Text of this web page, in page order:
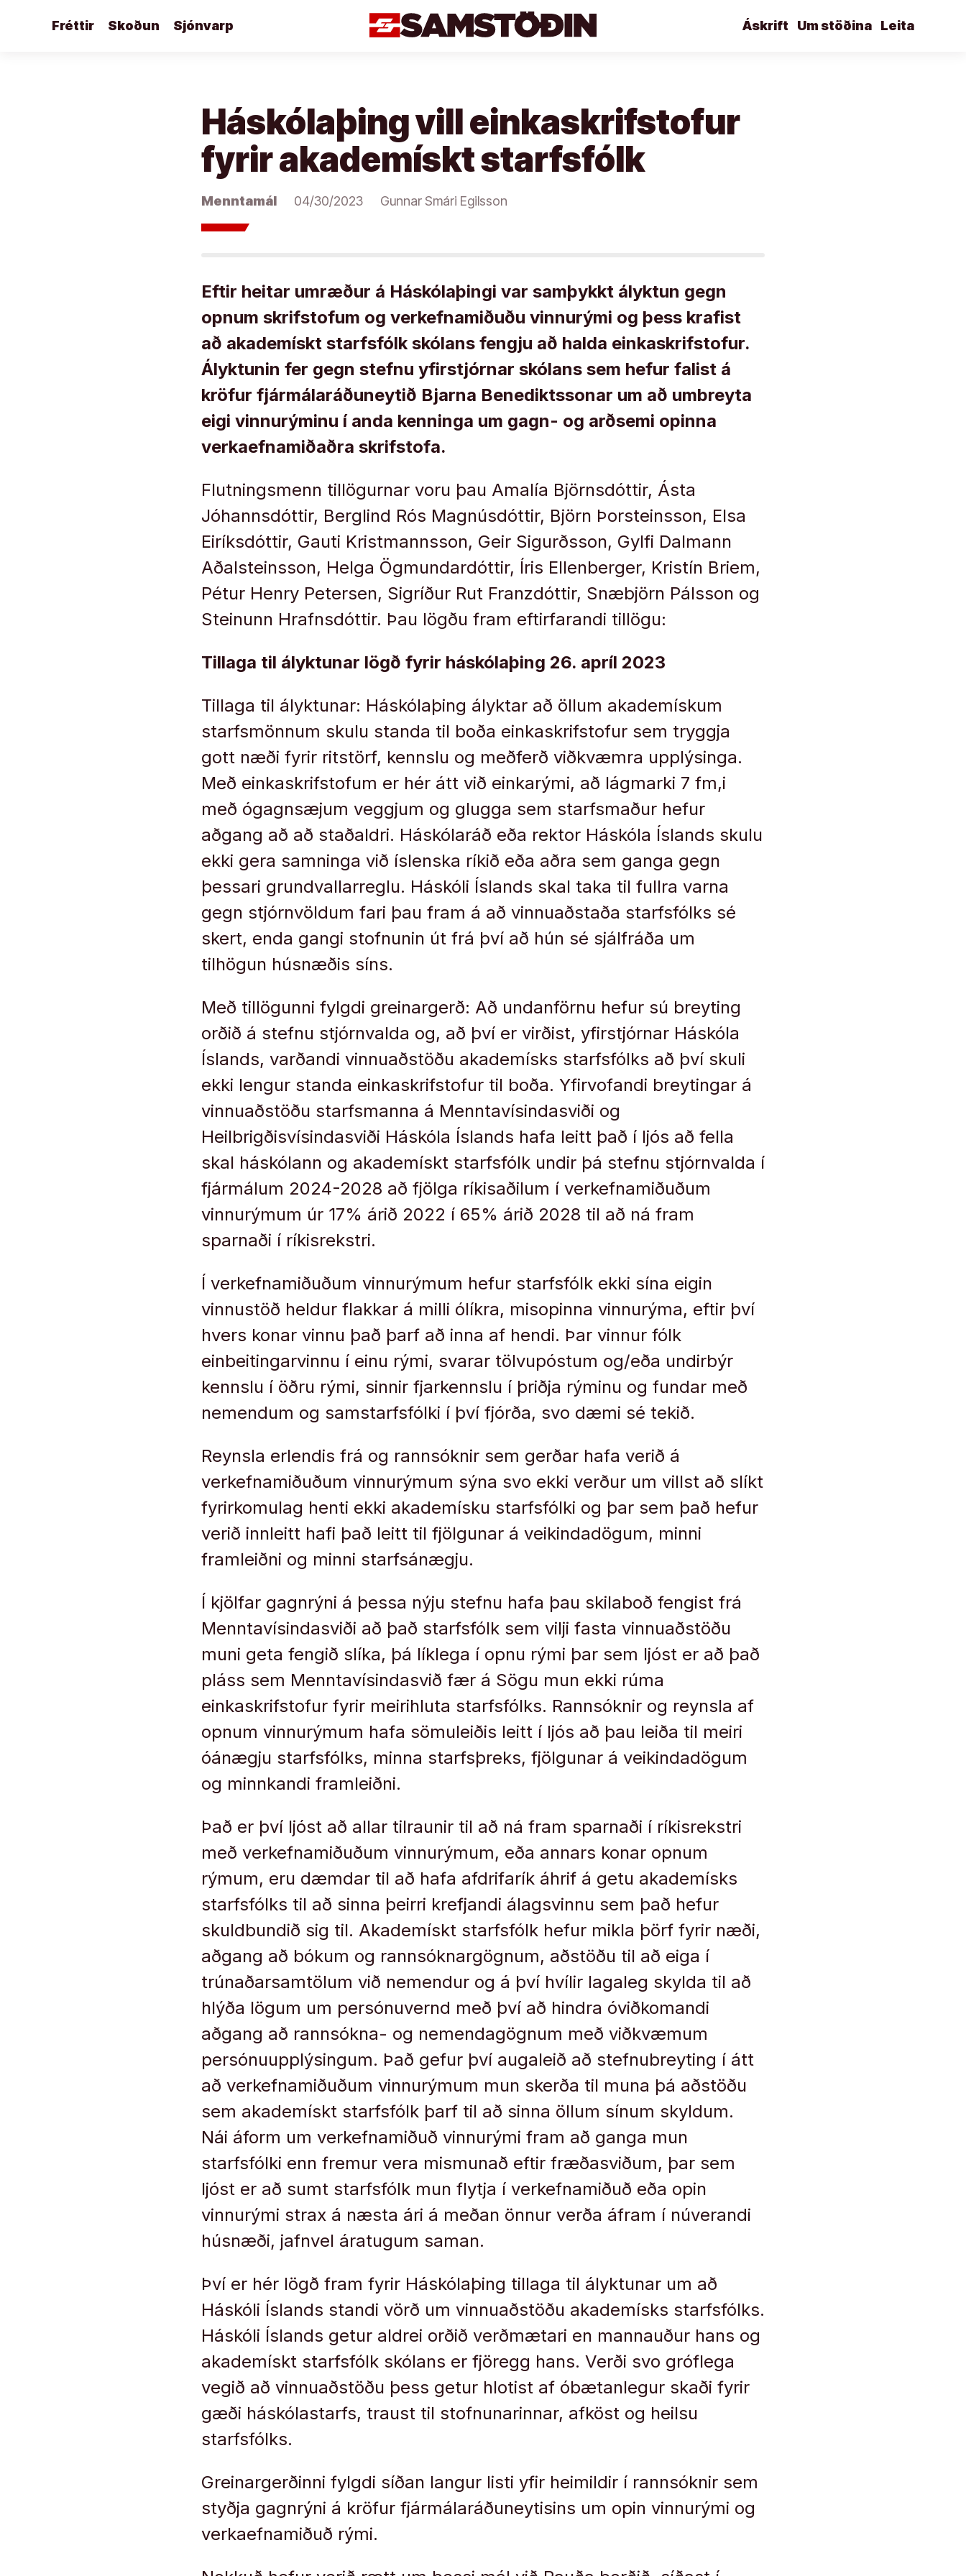
Fréttir Skoðun Sjónvarp Leita
Um stöðina
Áskrift
Háskólaþing vill einkaskrifstofur
fyrir akademískt starfsfólk
Menntamál 04/30/2023 Gunnar Smári Egilsson
Eftir heitar umræður á Háskólaþingi var samþykkt ályktun gegn
opnum skrifstofum og verkefnamiðuðu vinnurými og þess krafist
að akademískt starfsfólk skólans fengju að halda einkaskrifstofur.
Ályktunin fer gegn stefnu yfirstjórnar skólans sem hefur falist á
kröfur fjármálaráðuneytið Bjarna Benediktssonar um að umbreyta
eigi vinnurýminu í anda kenninga um gagn- og arðsemi opinna
verkaefnamiðaðra skrifstofa.
Flutningsmenn tillögurnar voru þau Amalía Björnsdóttir, Ásta
Jóhannsdóttir, Berglind Rós Magnúsdóttir, Björn Þorsteinsson, Elsa
Eiríksdóttir, Gauti Kristmannsson, Geir Sigurðsson, Gylfi Dalmann
Aðalsteinsson, Helga Ögmundardóttir, Íris Ellenberger, Kristín Briem,
Pétur Henry Petersen, Sigríður Rut Franzdóttir, Snæbjörn Pálsson og
Steinunn Hrafnsdóttir. Þau lögðu fram eftirfarandi tillögu:
Tillaga til ályktunar lögð fyrir háskólaþing 26. apríl 2023
Tillaga til ályktunar: Háskólaþing ályktar að öllum akademískum
starfsmönnum skulu standa til boða einkaskrifstofur sem tryggja
gott næði fyrir ritstörf, kennslu og meðferð viðkvæmra upplýsinga.
Með einkaskrifstofum er hér átt við einkarými, að lágmarki 7 fm,i
með ógagnsæjum veggjum og glugga sem starfsmaður hefur
aðgang að að staðaldri. Háskólaráð eða rektor Háskóla Íslands skulu
ekki gera samninga við íslenska ríkið eða aðra sem ganga gegn
þessari grundvallarreglu. Háskóli Íslands skal taka til fullra varna
gegn stjórnvöldum fari þau fram á að vinnuaðstaða starfsfólks sé
skert, enda gangi stofnunin út frá því að hún sé sjálfráða um
tilhögun húsnæðis síns.
Með tillögunni fylgdi greinargerð: Að undanförnu hefur sú breyting
orðið á stefnu stjórnvalda og, að því er virðist, yfirstjórnar Háskóla
Íslands, varðandi vinnuaðstöðu akademísks starfsfólks að því skuli
ekki lengur standa einkaskrifstofur til boða. Yfirvofandi breytingar á
vinnuaðstöðu starfsmanna á Menntavísindasviði og
Heilbrigðisvísindasviði Háskóla Íslands hafa leitt það í ljós að fella
skal háskólann og akademískt starfsfólk undir þá stefnu stjórnvalda í
fjármálum 2024-2028 að fjölga ríkisaðilum í verkefnamiðuðum
vinnurýmum úr 17% árið 2022 í 65% árið 2028 til að ná fram
sparnaði í ríkisrekstri.
Í verkefnamiðuðum vinnurýmum hefur starfsfólk ekki sína eigin
vinnustöð heldur flakkar á milli ólíkra, misopinna vinnurýma, eftir því
hvers konar vinnu það þarf að inna af hendi. Þar vinnur fólk
einbeitingarvinnu í einu rými, svarar tölvupóstum og/eða undirbýr
kennslu í öðru rými, sinnir fjarkennslu í þriðja rýminu og fundar með
nemendum og samstarfsfólki í því fjórða, svo dæmi sé tekið.
Reynsla erlendis frá og rannsóknir sem gerðar hafa verið á
verkefnamiðuðum vinnurýmum sýna svo ekki verður um villst að slíkt
fyrirkomulag henti ekki akademísku starfsfólki og þar sem það hefur
verið innleitt hafi það leitt til fjölgunar á veikindadögum, minni
framleiðni og minni starfsánægju.
Í kjölfar gagnrýni á þessa nýju stefnu hafa þau skilaboð fengist frá
Menntavísindasviði að það starfsfólk sem vilji fasta vinnuaðstöðu
muni geta fengið slíka, þá líklega í opnu rými þar sem ljóst er að það
pláss sem Menntavísindasvið fær á Sögu mun ekki rúma
einkaskrifstofur fyrir meirihluta starfsfólks. Rannsóknir og reynsla af
opnum vinnurýmum hafa sömuleiðis leitt í ljós að þau leiða til meiri
óánægju starfsfólks, minna starfsþreks, fjölgunar á veikindadögum
og minnkandi framleiðni.
Það er því ljóst að allar tilraunir til að ná fram sparnaði í ríkisrekstri
með verkefnamiðuðum vinnurýmum, eða annars konar opnum
rýmum, eru dæmdar til að hafa afdrifarík áhrif á getu akademísks
starfsfólks til að sinna þeirri krefjandi álagsvinnu sem það hefur
skuldbundið sig til. Akademískt starfsfólk hefur mikla þörf fyrir næði,
aðgang að bókum og rannsóknargögnum, aðstöðu til að eiga í
trúnaðarsamtölum við nemendur og á því hvílir lagaleg skylda til að
hlýða lögum um persónuvernd með því að hindra óviðkomandi
aðgang að rannsókna- og nemendagögnum með viðkvæmum
persónuupplýsingum. Það gefur því augaleið að stefnubreyting í átt
að verkefnamiðuðum vinnurýmum mun skerða til muna þá aðstöðu
sem akademískt starfsfólk þarf til að sinna öllum sínum skyldum.
Nái áform um verkefnamiðuð vinnurými fram að ganga mun
starfsfólki enn fremur vera mismunað eftir fræðasviðum, þar sem
ljóst er að sumt starfsfólk mun flytja í verkefnamiðuð eða opin
vinnurými strax á næsta ári á meðan önnur verða áfram í núverandi
húsnæði, jafnvel áratugum saman.
Því er hér lögð fram fyrir Háskólaþing tillaga til ályktunar um að
Háskóli Íslands standi vörð um vinnuaðstöðu akademísks starfsfólks.
Háskóli Íslands getur aldrei orðið verðmætari en mannauður hans og
akademískt starfsfólk skólans er fjöregg hans. Verði svo gróflega
vegið að vinnuaðstöðu þess getur hlotist af óbætanlegur skaði fyrir
gæði háskólastarfs, traust til stofnunarinnar, afköst og heilsu
starfsfólks.
Greinargerðinni fylgdi síðan langur listi yfir heimildir í rannsóknir sem
styðja gagnrýni á kröfur fjármálaráðuneytisins um opin vinnurými og
verkaefnamiðuð rými.